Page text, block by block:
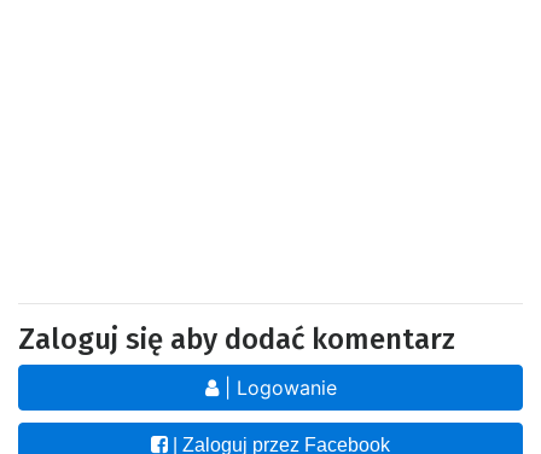
Zaloguj się aby dodać komentarz
| Logowanie
| Zaloguj przez Facebook